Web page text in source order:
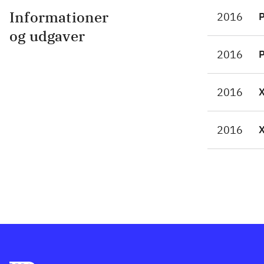
of
Informationer
og udgaver
2016
2016
2016
2016